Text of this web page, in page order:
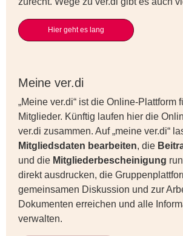
Hier geht es lang
Meine ver.di
„Meine ver.di“ ist die Online-Plattform
Mitglieder. Künftig laufen hier die
ver.di zusammen. Auf „meine ver.di“
Mitgliedsdaten bearbeiten, die
und die Mitgliederbescheinigung
direkt ausdrucken, die
gemeinsamen Diskussion und zur
Dokumenten erreichen und alle
verwalten.